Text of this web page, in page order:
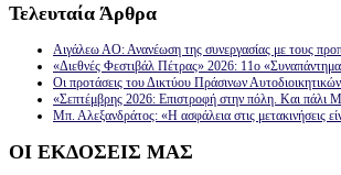
Τελευταία Άρθρα
Αιγάλεω ΑΟ: Ανανέωση της συνεργασίας με τους
«Διεθνές Φεστιβάλ Πέτρας» 2026: 11ο
Οι προτάσεις του Δικτύου Πράσινων
«Σεπτέμβρης 2026: Επιστροφή στην πόλη. Και πάλι
Μπ. Αλεξανδράτος: «Η ασφάλεια στις μετακινήσεις
ΟΙ ΕΚΔΟΣΕΙΣ ΜΑΣ